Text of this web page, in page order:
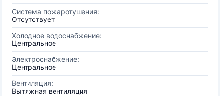
Система пожаротушения:
Отсутствует
Холодное водоснабжение:
Центральное
Электроснабжение:
Центральное
Вентиляция:
Вытяжная вентиляция